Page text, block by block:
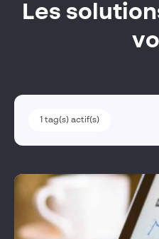
Les
1 tag(s) actif(s)
1 tag(s) actif(s)
Pilotage des transformations
Sécurité des données & SI/IT
Enseignement & recherche